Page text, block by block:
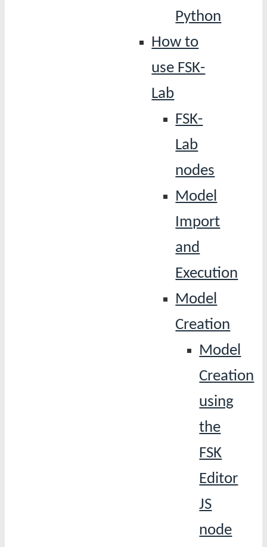
Python
How to
use FSK-
Lab
FSK-
Lab
nodes
Model
Import
and
Execution
Model
Creation
Model
Creation
using
the
FSK
Editor
JS
node